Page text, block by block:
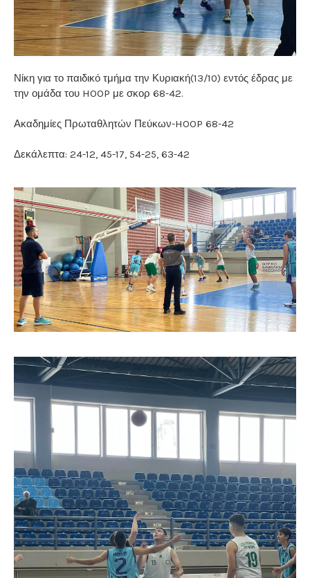
Νίκη για το παιδικό τμήμα την Κυριακή(13/10) εντός έδρας με
την ομάδα του HOOP με σκορ 68-42.
Ακαδημίες Πρωταθλητών Πεύκων-HOOP 68-42
Δεκάλεπτα: 24-12, 45-17, 54-25, 63-42